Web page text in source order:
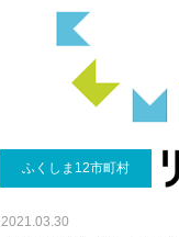
ふくしま12市町村
2021.03.30